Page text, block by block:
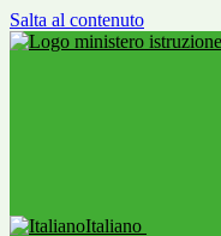
Salta al contenuto
Italiano